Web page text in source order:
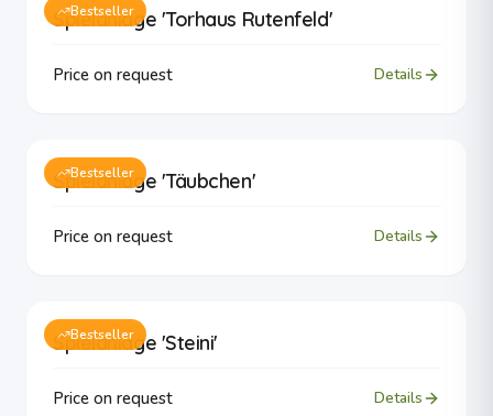
Bestseller
Spielanlage 'Torhaus Rutenfeld'
Price on request Details
Bestseller
Spielanlage 'Täubchen'
Price on request Details
Bestseller
Spielanlage 'Steini'
Price on request Details